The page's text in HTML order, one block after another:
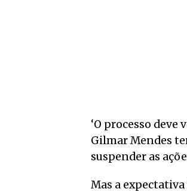
‘O processo
Gilmar Mendes
suspender as
Mas a expectativa